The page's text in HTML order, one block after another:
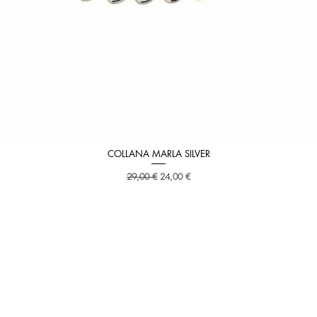
Aperçu rapide
COLLANA MARLA SILVER
Prix original
29,00 € Prix promotionnel
24,00 €